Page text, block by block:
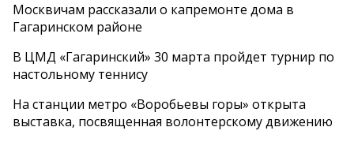
Москвичам рассказали о капремонте дома в
Гагаринском районе
В ЦМД «Гагаринский» 30 марта пройдет турнир по
настольному теннису
На станции метро «Воробьевы горы» открыта
выставка, посвященная волонтерскому движению